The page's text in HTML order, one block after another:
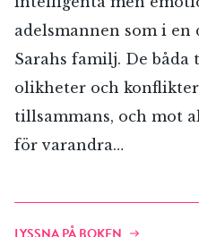
adelsmannen som i
Sarahs familj. De båda
olikheter och
tillsammans, och mot
för varandra…